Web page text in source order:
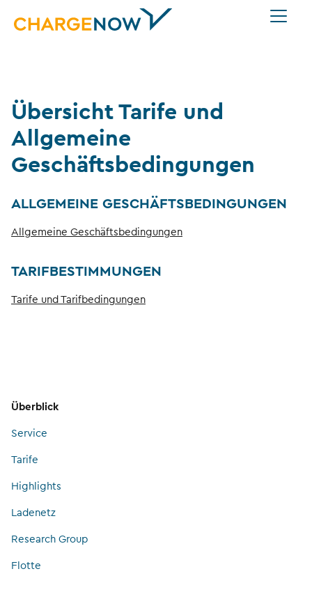
Übersicht Tarife und
Allgemeine
Geschäftsbedingungen
ALLGEMEINE GESCHÄFTSBEDINGUNGEN
Allgemeine Geschäftsbedingungen
TARIFBESTIMMUNGEN
Tarife und Tarifbedingungen
Überblick
Service
Tarife
Highlights
Ladenetz
Research Group
Flotte